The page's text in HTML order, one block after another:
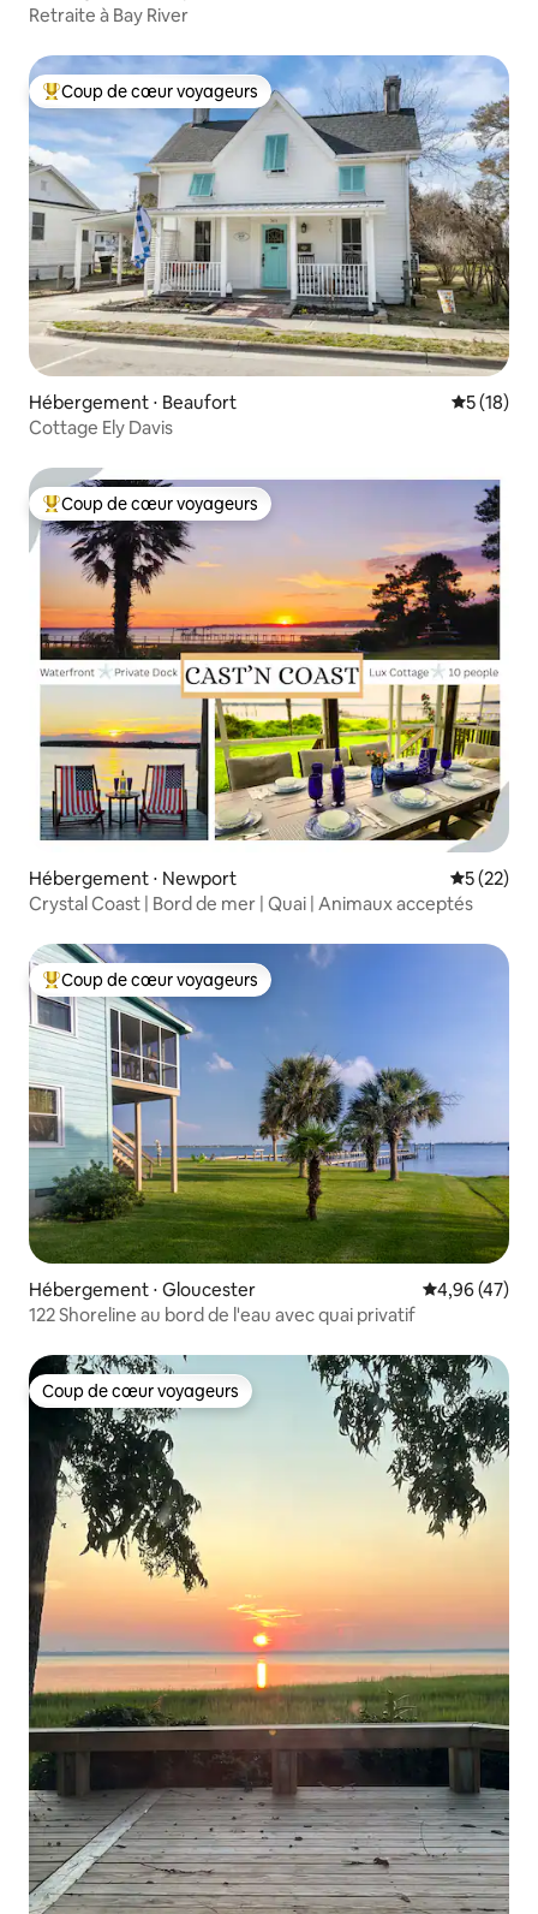
Retraite à Bay River
Coups de cœur voyageurs les plus appréciés
Coup de cœur voyageurs
Hébergement ⋅ Beaufort
5 (18)
Cottage Ely Davis
Coups de cœur voyageurs les plus appréciés
Coup de cœur voyageurs
Hébergement ⋅ Newport
5 (22)
Crystal Coast | Bord de mer | Quai | Animaux acceptés
Coups de cœur voyageurs les plus appréciés
Coup de cœur voyageurs
Hébergement ⋅ Gloucester Évaluation
4,96 (47)
122 Shoreline au bord de l'eau avec quai privatif
Coup de cœur voyageurs
Coup de cœur voyageurs